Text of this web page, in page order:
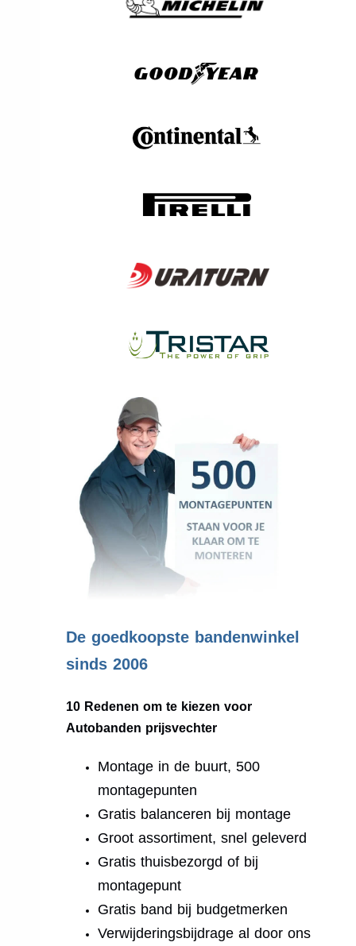
De goedkoopste bandenwinkel
sinds 2006
10 Redenen om te kiezen voor
Autobanden prijsvechter
Montage in de buurt, 500
montagepunten
Gratis balanceren bij montage
Groot assortiment, snel geleverd
Gratis thuisbezorgd of bij
montagepunt
Gratis band bij budgetmerken
Verwijderingsbijdrage al door ons